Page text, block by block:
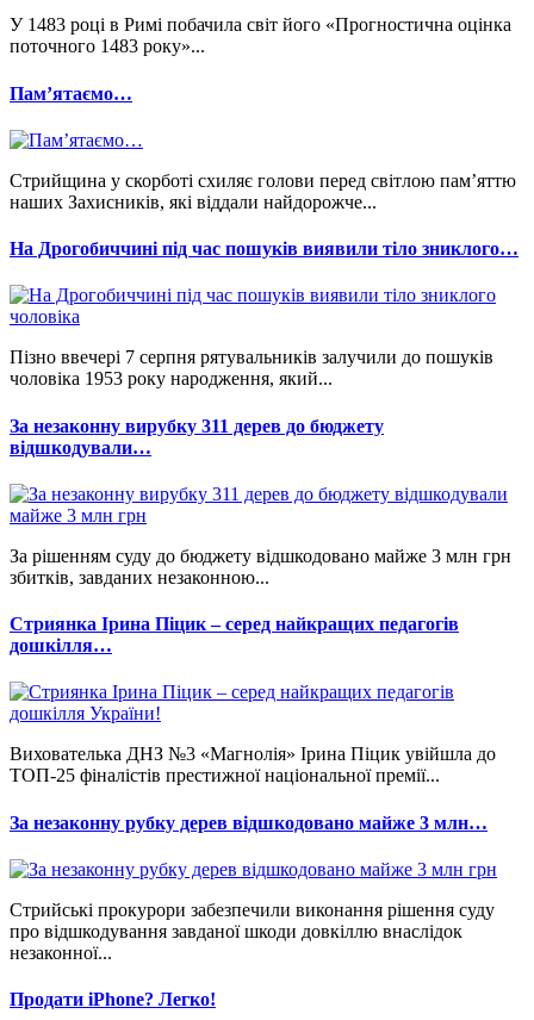
У 1483 році в Римі побачила світ його «Прогностична оцінка
поточного 1483 року»...
Памʼятаємо…
Стрийщина у скорботі схиляє голови перед світлою пам’яттю
наших Захисників, які віддали найдорожче...
На Дрогобиччині під час пошуків виявили тіло зниклого…
Пізно ввечері 7 серпня рятувальників залучили до пошуків
чоловіка 1953 року народження, який...
За незаконну вирубку 311 дерев до бюджету
відшкодували…
За рішенням суду до бюджету відшкодовано майже 3 млн грн
збитків, завданих незаконною...
Стриянка Ірина Піцик – серед найкращих педагогів
дошкілля…
Вихователька ДНЗ №3 «Магнолія» Ірина Піцик увійшла до
ТОП-25 фіналістів престижної національної премії...
За незаконну рубку дерев відшкодовано майже 3 млн…
Стрийські прокурори забезпечили виконання рішення суду
про відшкодування завданої шкоди довкіллю внаслідок
незаконної...
Продати iPhone? Легко!